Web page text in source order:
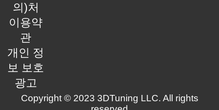
의)처
이용약
관
개인 정
보 보호
광고
Copyright © 2023 3DTuning LLC. All rights